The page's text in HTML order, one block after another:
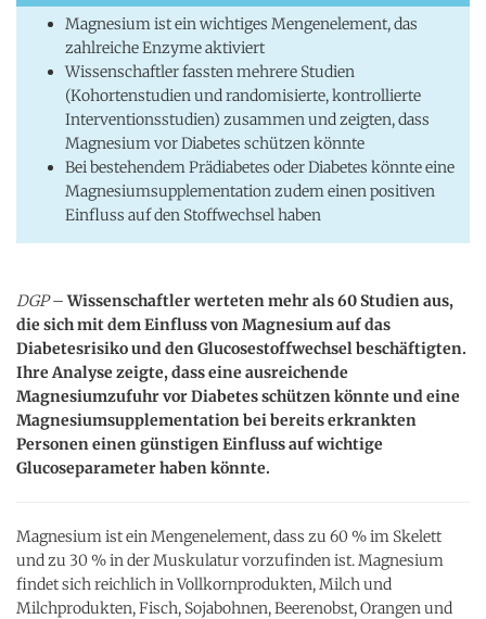
Magnesium ist ein wichtiges Mengenelement, das
zahlreiche Enzyme aktiviert
Wissenschaftler fassten mehrere Studien
(Kohortenstudien und randomisierte, kontrollierte
Interventionsstudien) zusammen und zeigten, dass
Magnesium vor Diabetes schützen könnte
Bei bestehendem Prädiabetes oder Diabetes könnte eine
Magnesiumsupplementation zudem einen positiven
Einfluss auf den Stoffwechsel haben
DGP–Wissenschaftler werteten mehr als 60 Studien aus,
die sich mit dem Einfluss von Magnesium auf das
Diabetesrisiko und den Glucosestoffwechsel beschäftigten.
Ihre Analyse zeigte, dass eine ausreichende
Magnesiumzufuhr vor Diabetes schützen könnte und eine
Magnesiumsupplementation bei bereits erkrankten
Personen einen günstigen Einfluss auf wichtige
Glucoseparameter haben könnte.
Magnesium ist ein Mengenelement, dass zu 60 % im Skelett
und zu 30 % in der Muskulatur vorzufinden ist. Magnesium
findet sich reichlich in Vollkornprodukten, Milch und
Milchprodukten, Fisch, Sojabohnen, Beerenobst, Orangen und